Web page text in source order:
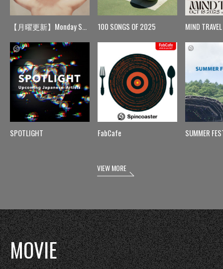
【月曜更新】Monday Spin
SPOTLIGHT
100 SONGS OF 2025
FabCafe
MIND TRAVEL
SUMMER
VIEW MORE
MOVIE